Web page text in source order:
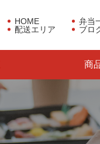
HOME
弁当
配送エリア
ブロ
商